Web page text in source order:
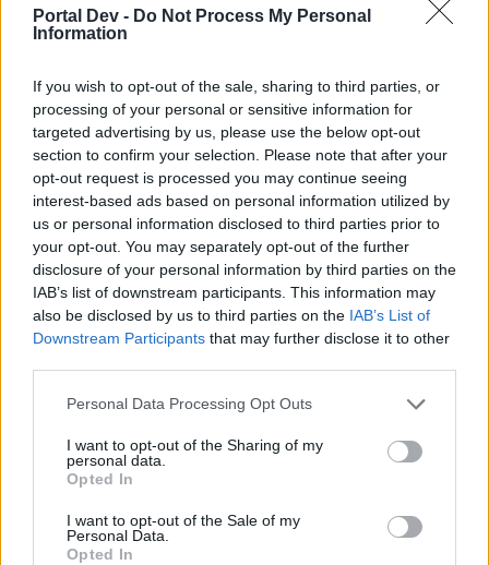
Portal Dev - Do Not Process My Personal
Information
If you wish to opt-out of the sale, sharing to third parties, or
processing of your personal or sensitive information for
targeted advertising by us, please use the below opt-out
section to confirm your selection. Please note that after your
opt-out request is processed you may continue seeing
interest-based ads based on personal information utilized by
us or personal information disclosed to third parties prior to
your opt-out. You may separately opt-out of the further
disclosure of your personal information by third parties on the
IAB’s list of downstream participants. This information may
also be disclosed by us to third parties on the IAB’s List of
Downstream Participants that may further disclose it to other
Personal Data Processing Opt Outs
I want to opt-out of the Sharing of my
personal data.
Opted In
I want to opt-out of the Sale of my
Personal Data.
Opted In
Каспаретка
Отговори:
Каспаретка
Отговори:
16.11.19
FAQ Животни за Фермата
Отговори:
2 14.1.17
FAQ
Декорации в магазина на фермера, от
куестове, други специални предмети
Каспаретка
Отговори:
4 21.12.16
FAQ Ръководство за игра
zwezdi4ka
7.11.13
Фермерски магазин
Отговори:
0
mushnu4ka
FAQ Специални предмети с надграждане
–divane-
FAQ Мистериозно яйце - домашен любимец
Каспаретка ...
Отговори: